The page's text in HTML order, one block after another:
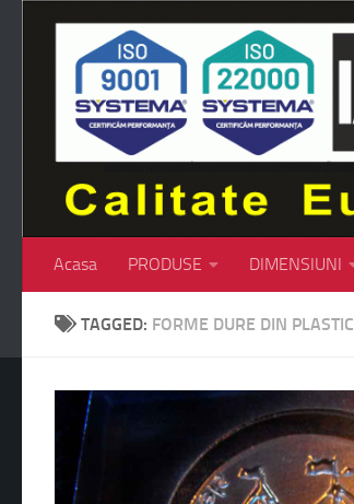
Skip to content
Acasa PRODUSE DIMENSIUNI
TAGGED: FORME DURE DIN PLASTIC